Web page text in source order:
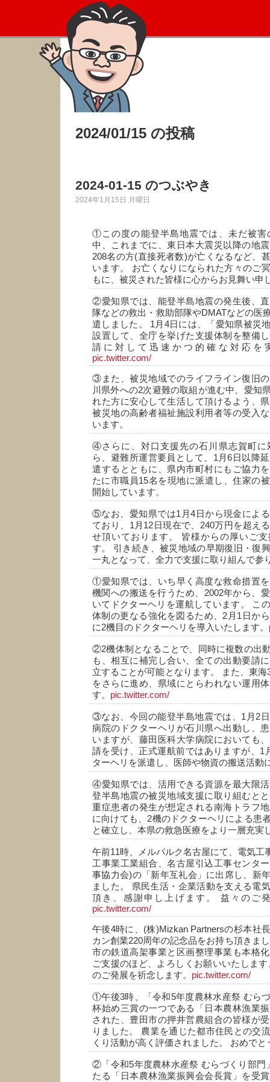
2024/01/15 の投稿
2024-01-15 のつぶやき
2024年1月15日 月曜日
①この度の能登半島地震では、未だ被害
中、これまでに、東日本大震災以降の地
208名の方(直接死者数)が亡くなるなど、
います。 お亡くなりになられた方々のご
もに、被災された皆様に心からお見舞い申
②愛知県では、能登半島地震の発生後、
隊などの救出・救助部隊やDMATなどの医
遣しました。 1月4日には、「愛知県被災
設置して、全庁を挙げた支援体制を整備
請に対して迅速かつ的確な対応を
pic.twitter.com/
③また、被災地域でのライフライン復旧
川県外への2次避難の取組が進む中、愛知
れた方に安心して生活して頂けるよう、
被災地の高齢者福祉施設利用者等の受入
います。
④さらに、対口支援先の石川県志賀町に
ら、避難所運営要員として、1月6日以降
遣するとともに、県内市町村にもご協力
たに市職員15名を現地に派遣し、住家の
開始しています。
⑤なお、愛知県では1月4日から現金によ
ており、1月12日現在で、240万円を超え
せ頂いております。 皆様からの厚いご
す。 引き続き、被災地域の早期復旧・復
一丸となって、全力で支援に取り組んで参
①愛知県では、いち早く高度な救命措置
機関への搬送を行うため、2002年から、
いてドクターヘリを運航しています。 こ
体制の更なる強化を図るため、2月1日か
に2機目のドクターヘリを導入いたします。
②2機体制となることで、同時に複数の出
も、相互に補完し合い、全ての出動要請
立することが可能となります。 また、東
をさらに進め、県域にとらわれない運用
す。 pic.twitter.com/
③なお、今回の能登半島地震では、1月2
病院のドクターヘリが石川県へ出動し、
いますが、藤田医科大学病院においても
請を受け、正式運航前ではありますが、1
ターヘリを派遣し、医師や物資の搬送活動
④愛知県では、活用できる資源を最大限
登半島地震の被災地域支援に取り組むと
重症患者の発生が想定される南海トラフ
に向けても、2機のドクターヘリによる患
と確立し、本県の救急医療をより一層充実
午前11時、メルパルク名古屋にて、電気工
工事業工業組合、名古屋引込工事センタ
事協力会)の「新年互礼会」に出席し、新
ました。 県民生活・企業活動を支える電
頂き、感謝申し上げます。 益々のご
pic.twitter.com/
午後4時に、(株)Mizkan Partnersの杉本社
カン創業220周年の記念品をお持ち頂きま
市の鉄道高架事業と区画整理事業も本格
ご支援のほど、よろしくお願いいたしま
のご発展を祈念します。 pic.twitter.com/
①午後3時、「令和5年度農林水産祭 むら
杯始め三賞の一つである「日本農林漁業
された、豊田市の押井営農組合の皆様が
りました。 農業を通じた都市住民との交
くり活動が高く評価されました。 おめでと
②「令和5年度農林水産祭 むらづくり部門
たる「日本農林漁業振興会会長賞」を受